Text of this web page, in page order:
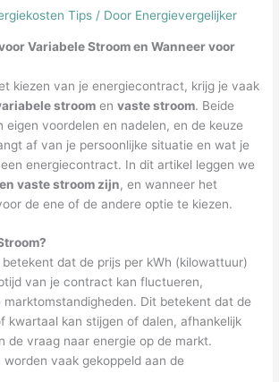
Tips / Door Energievergelijker
Variabele Stroom en Wanneer voor
kiezen van je energiecontract, krijg je vaak
stroom envaste stroom. Beide
eigen voordelen en nadelen, en de keuze
af van je persoonlijke situatie en wat je
energiecontract. In dit artikel leggen we
vaste stroom zijn, en wanneer het
de ene of de andere optie te kiezen.
betekent dat de prijs per kWh (kilowattuur)
van je contract kan fluctueren,
marktomstandigheden. Dit betekent dat de
kwartaal kan stijgen of dalen, afhankelijk
de vraag naar energie op de markt.
vaak gekoppeld aan de